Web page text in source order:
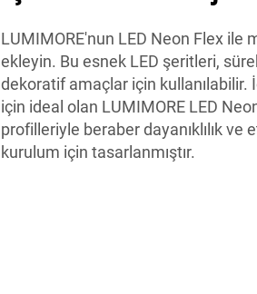
LUMIMORE'nun LED Neon Flex ile
ekleyin. Bu esnek LED şeritleri,
dekoratif amaçlar için kullanılabilir.
için ideal olan LUMIMORE LED
profilleriyle beraber dayanıklılık
kurulum için tasarlanmıştır.